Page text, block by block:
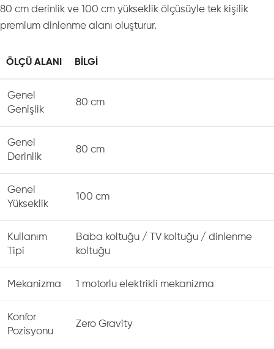
80 cm derinlik ve 100 cm yükseklik ölçüsüyle tek kişilik
premium dinlenme alanı oluşturur.
ÖLÇÜ ALANI BILGI
Genel
Genişlik
80 cm
Genel
Derinlik
80 cm
Genel
Yükseklik
100 cm
Kullanım
Tipi
Baba koltuğu / TV koltuğu / dinlenme
koltuğu
Mekanizma 1 motorlu elektrikli mekanizma
Konfor
Pozisyonu
Zero Gravity